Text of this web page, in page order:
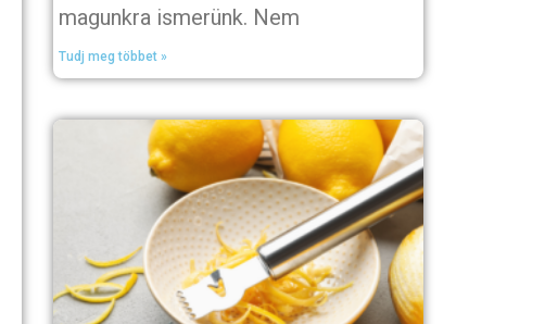
magunkra ismerünk. Nem
Tudj meg többet »